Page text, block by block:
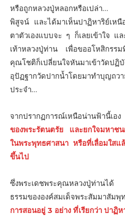
หรือถูกหลวงปู่หลอกหรือเปล่า…
พิสูจน์ และได้มาเห็นปาฏิหาริย์เหนื
ตาตัวเองแบบจะ ๆ ก็เลยเข้าใจ แ
เท้าหลวงปู่ท่าน เพื่อขออโหสิกรร
คุณโชติก็เปลี่ยนใจหันมาเข้าวัด
อุปัฏฐากวัดปากนํ้าโดยมาทำบุญถว
ประจำ…
จากปรากฏการณ์เหนือน่านฟ้านี้เ
ของพระรัตนตรัย และยกใจมหาชน
ในพระพุทธศาสนา หรือที่เลื่อมใสแ
ขึ้นไป
ซึ่งพระเดชพระคุณหลวงปู่ท่านได้
ธรรมขององค์สมเด็จพระสัมมาสัม
การสอนอยู่ 3 อย่าง ที่เรียกว่า ปาฏิ